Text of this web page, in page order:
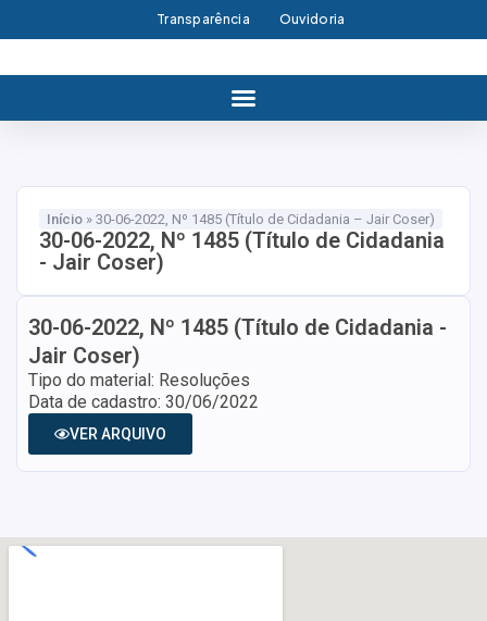
Transparência Ouvidoria
Início » 30-06-2022, Nº 1485 (Título de Cidadania – Jair Coser)
30-06-2022, Nº 1485 (Título de Cidadania
- Jair Coser)
30-06-2022, Nº 1485 (Título de Cidadania -
Jair Coser)
Tipo do material: Resoluções
Data de cadastro: 30/06/2022
VER ARQUIVO